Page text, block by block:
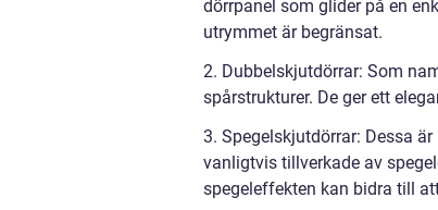
dörrpanel som glider på en
utrymmet är begränsat.
2. Dubbelskjutdörrar: Som
spårstrukturer. De ger ett
3. Spegelskjutdörrar: Dessa
vanligtvis tillverkade av
spegeleffekten kan bidra till